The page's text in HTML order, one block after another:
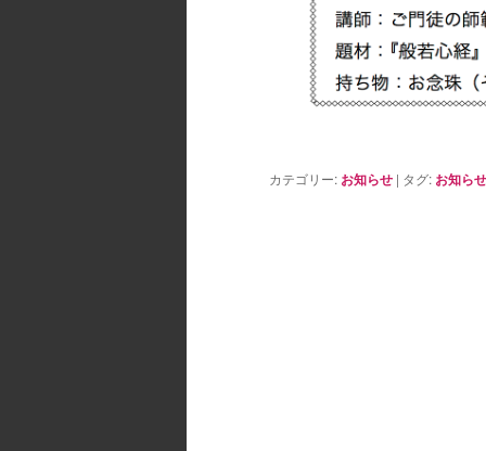
カテゴリー: お知らせ | タグ: お知らせ